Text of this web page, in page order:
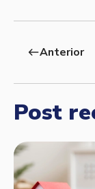
westAnterior
Post